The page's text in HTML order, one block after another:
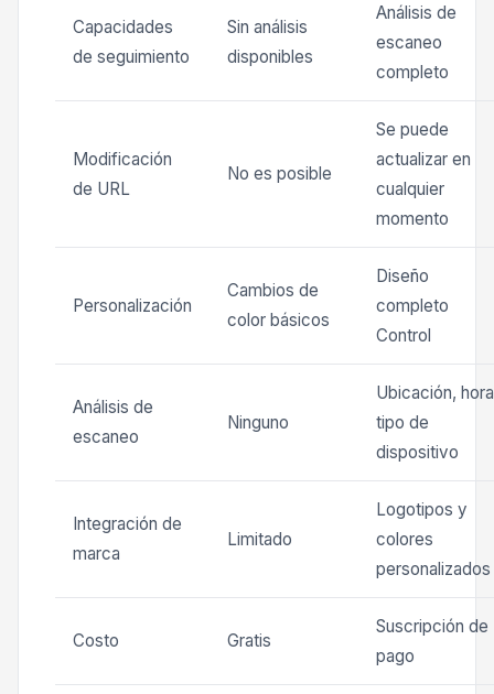
Capacidades
de seguimiento
Sin análisis
disponibles
Análisis de
escaneo
completo
Modificación
de URL
No es posible
Se puede
actualizar en
cualquier
momento
Personalización
Cambios de
color básicos
Diseño
completo
Control
Análisis de
escaneo
Ninguno
Ubicación,
tipo de
dispositivo
Integración de
marca
Limitado
Logotipos y
colores
personalizados
Costo Gratis
Suscripción de
pago